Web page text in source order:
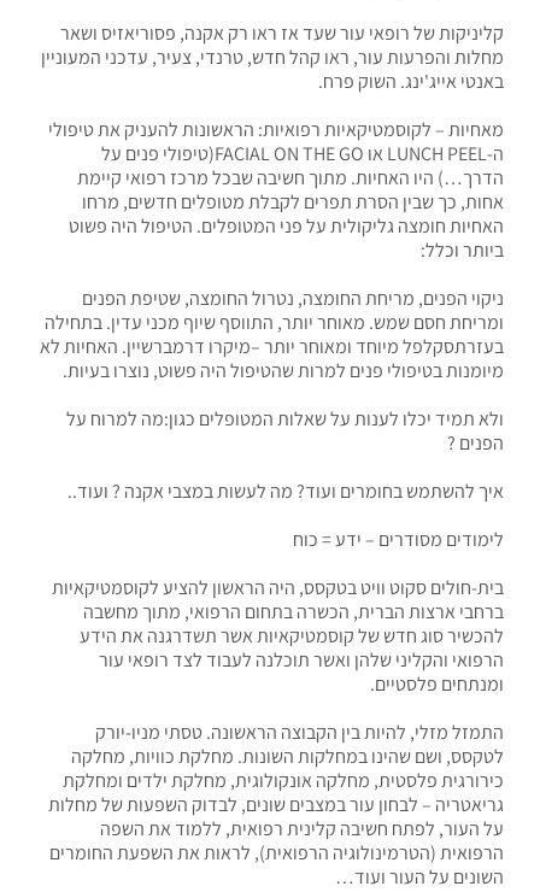
קליניקות של רופאי עור שעד אז ראו רק אקנה, פסוריאזיס ושאר
מחלות והפרעות עור, ראו קהל חדש, טרנדי, צעיר, עדכני המעוניין
באנטי אייג'ינג. השוק פרח.
מאחיות – לקוסמטיקאיות רפואיות: הראשונות להעניק את טיפולי
ה-LUNCH PEEL או FACIAL ON THE GO(טיפולי פנים על
הדרך…) היו האחיות. מתוך חשיבה שבכל מרכז רפואי קיימת
אחות, כך שבין הסרת תפרים לקבלת מטופלים חדשים, מרחו
האחיות חומצה גליקולית על פני המטופלים. הטיפול היה פשוט
ביותר וכלל:
ניקוי הפנים, מריחת החומצה, נטרול החומצה, שטיפת הפנים
ומריחת חסם שמש. מאוחר יותר, התווסף שיוף מכני עדין. בתחילה
בעזרתסקלפל מיוחד ומאוחר יותר –מיקרו דרמברשיין. האחיות לא
מיומנות בטיפולי פנים למרות שהטיפול היה פשוט, נוצרו בעיות.
ולא תמיד יכלו לענות על שאלות המטופלים כגון:מה למרוח על
הפנים ?
איך להשתמש בחומרים ועוד? מה לעשות במצבי אקנה ? ועוד..
לימודים מסודרים – ידע = כוח
בית-חולים סקוט וויט בטקסס, היה הראשון להציע לקוסמטיקאיות
ברחבי ארצות הברית, הכשרה בתחום הרפואי, מתוך מחשבה
להכשיר סוג חדש של קוסמטיקאיות אשר תשדרגנה את הידע
הרפואי והקליני שלהן ואשר תוכלנה לעבוד לצד רופאי עור
ומנתחים פלסטיים.
התמזל מזלי, להיות בין הקבוצה הראשונה. טסתי מניו-יורק
לטקסס, ושם שהינו במחלקות השונות. מחלקת כוויות, מחלקה
כירורגית פלסטית, מחלקה אונקולוגית, מחלקת ילדים ומחלקת
גריאטריה – לבחון עור במצבים שונים, לבדוק השפעות של מחלות
על העור, לפתח חשיבה קלינית רפואית, ללמוד את השפה
הרפואית (הטרמינולוגיה הרפואית), לראות את השפעת החומרים
השונים על העור ועוד…